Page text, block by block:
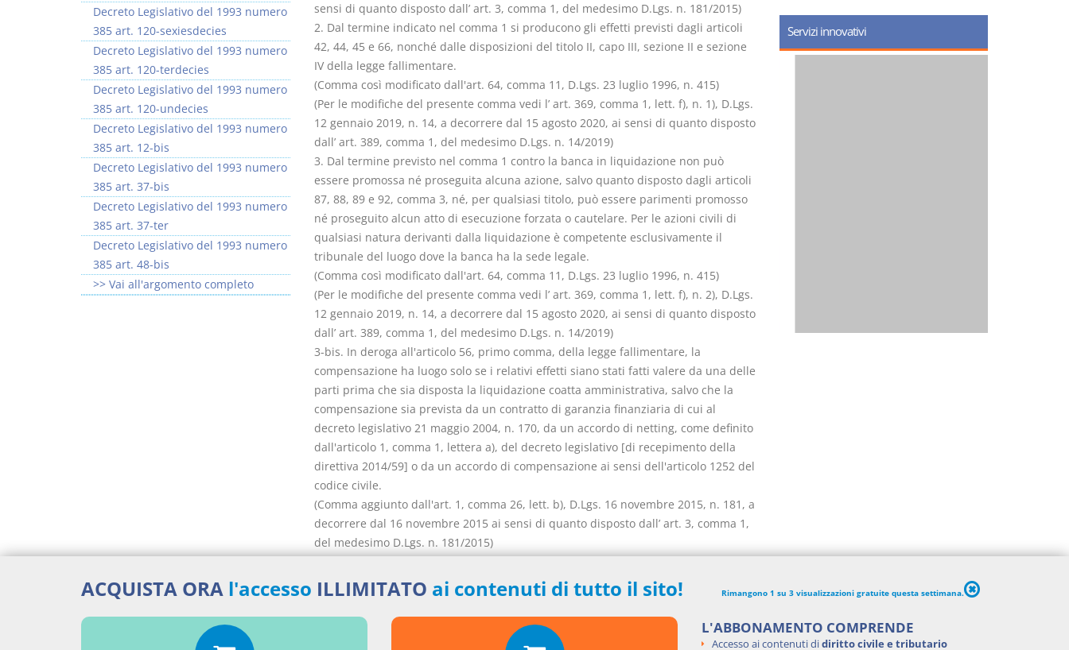
sensi di quanto disposto dall’ art. 3, comma 1, del medesimo D.Lgs. n. 181/2015)
2. Dal termine indicato nel comma 1 si producono gli effetti previsti dagli articoli
42, 44, 45 e 66, nonché dalle disposizioni del titolo II, capo III, sezione II e sezione
IV della legge fallimentare.
(Comma così modificato dall'art. 64, comma 11, D.Lgs. 23 luglio 1996, n. 415)
(Per le modifiche del presente comma vedi l’ art. 369, comma 1, lett. f), n. 1), D.Lgs.
12 gennaio 2019, n. 14, a decorrere dal 15 agosto 2020, ai sensi di quanto disposto
dall’ art. 389, comma 1, del medesimo D.Lgs. n. 14/2019)
3. Dal termine previsto nel comma 1 contro la banca in liquidazione non può
essere promossa né proseguita alcuna azione, salvo quanto disposto dagli articoli
87, 88, 89 e 92, comma 3, né, per qualsiasi titolo, può essere parimenti promosso
né proseguito alcun atto di esecuzione forzata o cautelare. Per le azioni civili di
qualsiasi natura derivanti dalla liquidazione è competente esclusivamente il
tribunale del luogo dove la banca ha la sede legale.
(Comma così modificato dall'art. 64, comma 11, D.Lgs. 23 luglio 1996, n. 415)
(Per le modifiche del presente comma vedi l’ art. 369, comma 1, lett. f), n. 2), D.Lgs.
12 gennaio 2019, n. 14, a decorrere dal 15 agosto 2020, ai sensi di quanto disposto
dall’ art. 389, comma 1, del medesimo D.Lgs. n. 14/2019)
3-bis. In deroga all'articolo 56, primo comma, della legge fallimentare, la
compensazione ha luogo solo se i relativi effetti siano stati fatti valere da una delle
parti prima che sia disposta la liquidazione coatta amministrativa, salvo che la
compensazione sia prevista da un contratto di garanzia finanziaria di cui al
decreto legislativo 21 maggio 2004, n. 170, da un accordo di netting, come definito
dall'articolo 1, comma 1, lettera a), del decreto legislativo [di recepimento della
direttiva 2014/59] o da un accordo di compensazione ai sensi dell'articolo 1252 del
codice civile.
(Comma aggiunto dall'art. 1, comma 26, lett. b), D.Lgs. 16 novembre 2015, n. 181, a
decorrere dal 16 novembre 2015 ai sensi di quanto disposto dall’ art. 3, comma 1,
del medesimo D.Lgs. n. 181/2015)
(Per le modifiche del presente comma vedi l’ art. 369, comma 1, lett. f), n. 3), D.Lgs.
12 gennaio 2019, n. 14, a decorrere dal 15 agosto 2020, ai sensi di quanto disposto
dall’ art. 389, comma 1, del medesimo D.Lgs. n. 14/2019)
Decreto Legislativo del 1993 numero
385 art. 120-sexiesdecies
Decreto Legislativo del 1993 numero
385 art. 120-terdecies
Decreto Legislativo del 1993 numero
385 art. 120-undecies
Decreto Legislativo del 1993 numero
385 art. 12-bis
Decreto Legislativo del 1993 numero
385 art. 37-bis
Decreto Legislativo del 1993 numero
385 art. 37-ter
Decreto Legislativo del 1993 numero
385 art. 48-bis
>> Vai all'argomento completo
Servizi innovativi
ACQUISTA ORA l'accesso ILLIMITATO ai contenuti di tutto il sito! Rimangono 1 su 3 visualizzazioni gratuite questa settimana.
L'ABBONAMENTO COMPRENDE
Accesso ai contenuti didiritto civile e tributario